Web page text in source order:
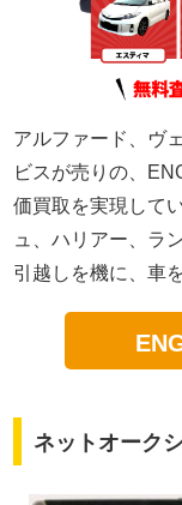
アルファード、ヴ
ビスが売りの、
価買取を実現して
ュ、ハリアー、ラ
引越しを機に、車
ネットオーク